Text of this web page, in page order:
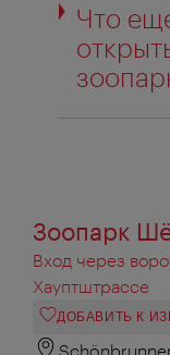
Что
Зоопарк
Вход через
Хауптштрассе
ДОБАВИТЬ К